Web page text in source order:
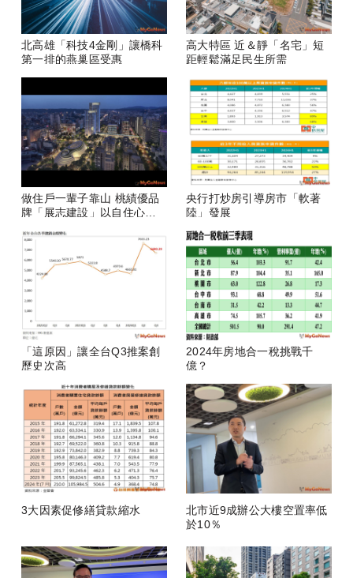
北高雄「科技4金剛」讓橋科
第一排的燕巢區受惠
高大特區 近＆靜「名宅」短
距輕鬆滿足民生所需
做住戶一輩子靠山 桃績優品
牌「展志建設」以自住心蓋
央行打炒房引導房市「軟著
陸」發展
「這原因」讓全台Q3推案創
歷史次高
2024年房地合一稅挑戰千
億？
3大因素促修繕貸款縮水
北市近9成辦公大樓空置率低
於10％